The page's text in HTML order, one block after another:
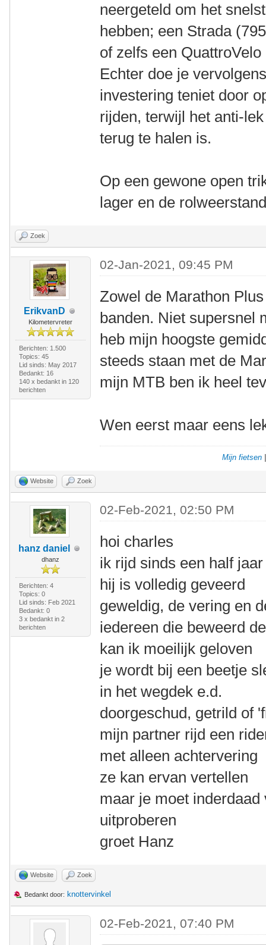
neergeteld om het
hebben; een Strada
of zelfs een
Echter doe je
investering teniet door
rijden, terwijl het anti-
terug te halen is.
Op een gewone open
lager en de
Zoek
ErikvanD
Kilometervreter
Berichten: 1.500
Topics: 45
Lid sinds: May 2017
Bedankt: 16
140 x bedankt in 120
berichten
02-Jan-2021, 09:45 PM
Zowel de Marathon
banden. Niet supersnel
heb mijn hoogste
steeds staan met de
mijn MTB ben ik heel
Wen eerst maar eens
Mijn fietsen
Website Zoek
hanz daniel
dhanz
Berichten: 4
Topics: 0
Lid sinds: Feb 2021
Bedankt: 0
3 x bedankt in 2
berichten
02-Feb-2021, 02:50 PM
hoi charles
ik rijd sinds een half
hij is volledig geveerd
geweldig, de vering en
iedereen die beweerd
kan ik moeilijk geloven
je wordt bij een beetje
in het wegdek e.d.
doorgeschud, getrild of
mijn partner rijd een
met alleen achtervering
ze kan ervan vertellen
maar je moet
uitproberen
groet Hanz
Website Zoek
Bedankt door: knottervinkel
02-Feb-2021, 07:40 PM